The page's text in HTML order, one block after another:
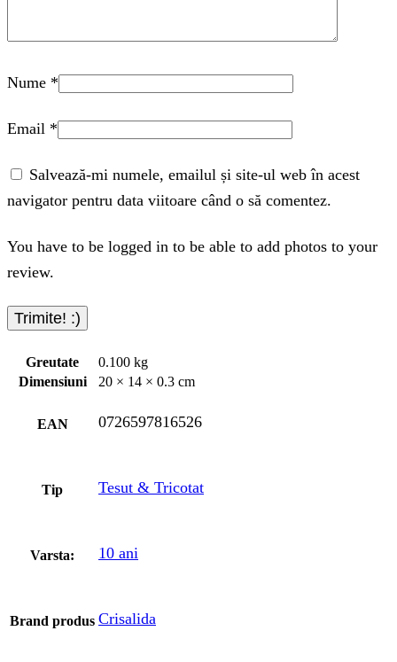
Nume *
Email *
Salvează-mi numele, emailul și site-ul web în acest
navigator pentru data viitoare când o să comentez.
You have to be logged in to be able to add photos to your
review.
Greutate
0.100 kg
Dimensiuni
20 × 14 × 0.3 cm
EAN 0726597816526
Tip Tesut & Tricotat
Varsta: 10 ani
Brand produs Crisalida